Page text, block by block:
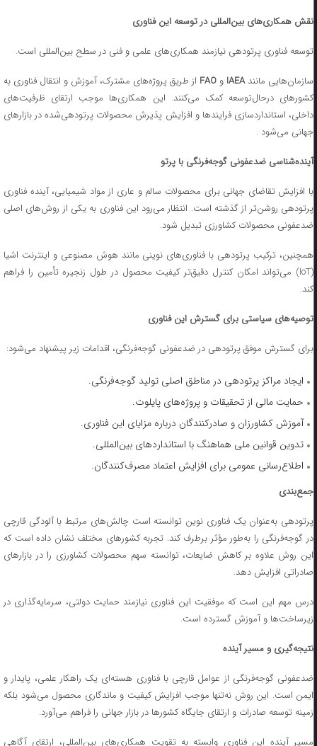
نقش همکاری‌های بین‌المللی در توسعه این فناوری
توسعه فناوری پرتودهی نیازمند همکاری‌های علمی و فنی در سطح بین‌المللی است.
سازمان‌هایی مانندIAEAو FAOاز طریق پروژه‌های مشترک، آموزش و انتقال فناوری به
کشورهای درحال‌توسعه کمک می‌کنند. این همکاری‌ها موجب ارتقای ظرفیت‌های
داخلی، استانداردسازی فرایندها و افزایش پذیرش محصولات پرتودهی‌شده در بازارهای
جهانی می‌شود .
آینده‌شناسی ضدعفونی گوجه‌فرنگی با پرتو
با افزایش تقاضای جهانی برای محصولات سالم و عاری از مواد شیمیایی، آینده فناوری
پرتودهی روشن‌تر از گذشته است. انتظار می‌رود این فناوری به یکی از روش‌های اصلی
ضدعفونی محصولات کشاورزی تبدیل شود.
همچنین، ترکیب پرتودهی با فناوری‌های نوینی مانند هوش مصنوعی و اینترنت اشیا
(IoT) می‌تواند امکان کنترل دقیق‌تر کیفیت محصول در طول زنجیره تأمین را فراهم
کند.
توصیه‌های سیاستی برای گسترش این فناوری
برای گسترش موفق پرتودهی در ضدعفونی گوجه‌فرنگی، اقدامات زیر پیشنهاد می‌شود:
ایجاد مراکز پرتودهی در مناطق اصلی تولید گوجه‌فرنگی.
حمایت مالی از تحقیقات و پروژه‌های پایلوت.
آموزش کشاورزان و صادرکنندگان درباره مزایای این فناوری.
تدوین قوانین ملی هماهنگ با استانداردهای بین‌المللی.
اطلاع‌رسانی عمومی برای افزایش اعتماد مصرف‌کنندگان.
جمع‌بندی
پرتودهی به‌عنوان یک فناوری نوین توانسته است چالش‌های مرتبط با آلودگی قارچی
در گوجه‌فرنگی را به‌طور مؤثر برطرف کند. تجربه کشورهای مختلف نشان داده است که
این روش علاوه بر کاهش ضایعات، توانسته سهم محصولات کشاورزی را در بازارهای
صادراتی افزایش دهد.
درس مهم این است که موفقیت این فناوری نیازمند حمایت دولتی، سرمایه‌گذاری در
زیرساخت‌ها و آموزش گسترده است.
نتیجه‌گیری و مسیر آینده
ضدعفونی گوجه‌فرنگی از عوامل قارچی با فناوری هسته‌ای یک راهکار علمی، پایدار و
ایمن است. این روش نه‌تنها موجب افزایش کیفیت و ماندگاری محصول می‌شود بلکه
زمینه توسعه صادرات و ارتقای جایگاه کشورها در بازار جهانی را فراهم می‌آورد.
مسیر آینده این فناوری وابسته به تقویت همکاری‌های بین‌المللی، ارتقای آگاهی